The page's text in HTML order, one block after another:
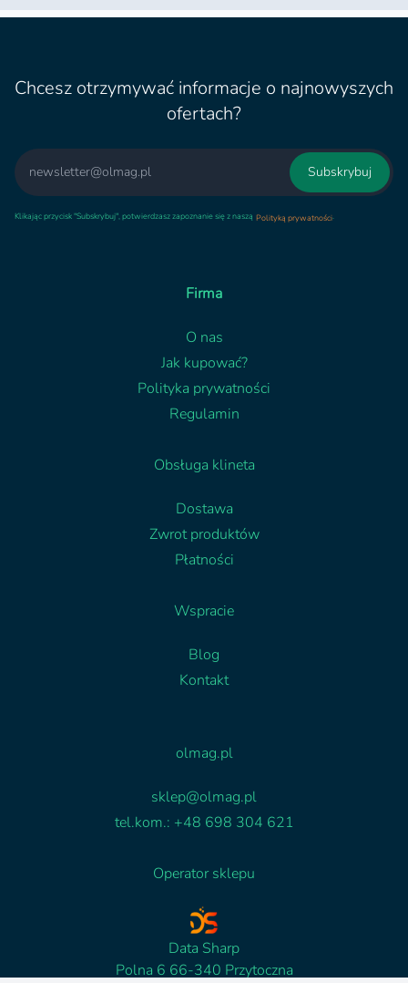
Chcesz otrzymywać informacje o najnowyszych
ofertach?
Email
Subskrybuj
Klikając przycisk "Subskrybuj", potwierdzasz zapoznanie się z naszą Polityką prywatności.
Firma
O nas
Jak kupować?
Polityka prywatności
Regulamin
Obsługa klineta
Dostawa
Zwrot produktów
Płatności
Wspracie
Blog
Kontakt
olmag.pl
sklep@olmag.pl
tel.kom.: +48 698 304 621
Operator sklepu
Data Sharp
Polna 6 66-340 Przytoczna